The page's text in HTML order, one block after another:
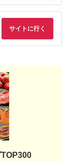
サイトに行く